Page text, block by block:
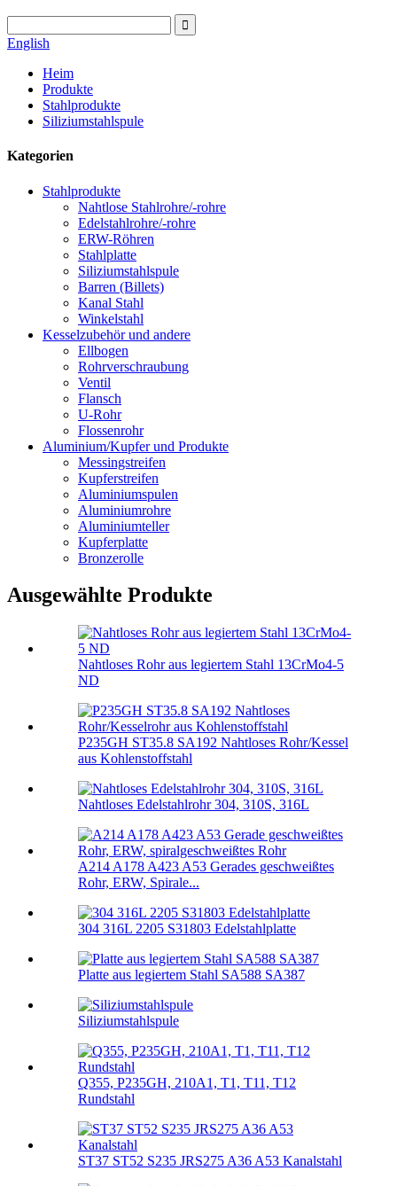
English
Heim
Produkte
Stahlprodukte
Siliziumstahlspule
Kategorien
Stahlprodukte
Nahtlose Stahlrohre/-rohre
Edelstahlrohre/-rohre
ERW-Röhren
Stahlplatte
Siliziumstahlspule
Barren (Billets)
Kanal Stahl
Winkelstahl
Kesselzubehör und andere
Ellbogen
Rohrverschraubung
Ventil
Flansch
U-Rohr
Flossenrohr
Aluminium/Kupfer und Produkte
Messingstreifen
Kupferstreifen
Aluminiumspulen
Aluminiumrohre
Aluminiumteller
Kupferplatte
Bronzerolle
Ausgewählte Produkte
Nahtloses Rohr aus legiertem Stahl 13CrMo4-5
ND
P235GH ST35.8 SA192 Nahtloses Rohr/Kessel
aus Kohlenstoffstahl
Nahtloses Edelstahlrohr 304, 310S, 316L
A214 A178 A423 A53 Gerades geschweißtes
Rohr, ERW, Spirale...
304 316L 2205 S31803 Edelstahlplatte
Platte aus legiertem Stahl SA588 SA387
Siliziumstahlspule
Q355, P235GH, 210A1, T1, T11, T12
Rundstahl
ST37 ST52 S235 JRS275 A36 A53 Kanalstahl